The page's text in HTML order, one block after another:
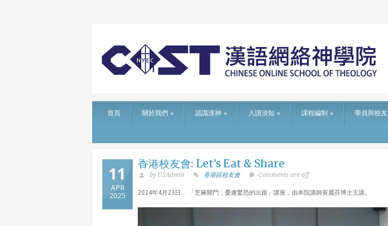
首頁 關於我們 » 認識漢神 » 入讀須知 » 課程編制 » 學員與校友
11
APR
2025
香港校友會: Let’s Eat & Share
by USAdmin 香港區校友會 Comments are off
2024年4月23日， 「芝麻開門；憂慮驚恐的出路」講座，由本院講師黃麗芬博士主講。